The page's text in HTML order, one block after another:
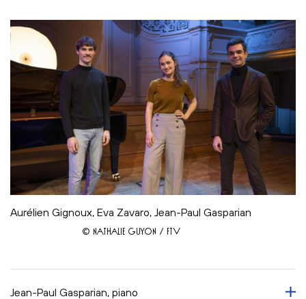
Aurélien Gignoux, Eva Zavaro, Jean-Paul Gasparian
© NATHALIE GUYON / FTV
Jean-Paul Gasparian, piano